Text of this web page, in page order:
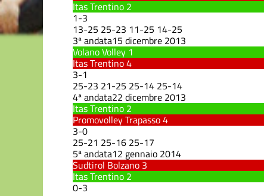
Itas Trentino 2
1-3
13-25 25-23 11-25 14-25
3ª andata15 dicembre 2013
Volano Volley 1
Itas Trentino4
3-1
25-23 21-25 25-14 25-14
4ª andata22 dicembre 2013
Itas Trentino 2
Promovolley Trapasso4
3-0
25-21 25-16 25-17
5ª andata12 gennaio 2014
Sudtirol Bolzano 3
Itas Trentino 2
0-3